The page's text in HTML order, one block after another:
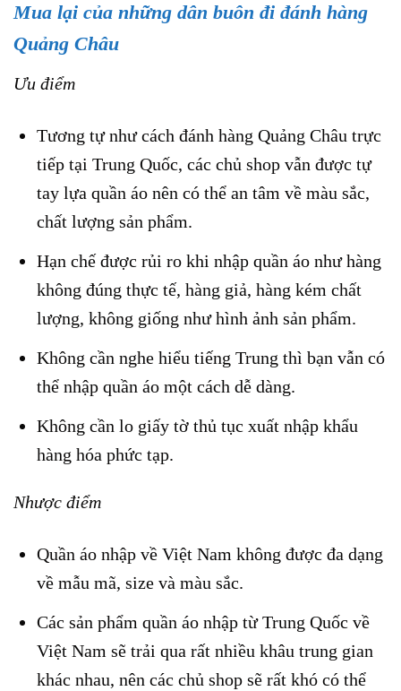
Mua lại của những dân buôn đi đánh hàng
Quảng Châu
Ưu điểm
Tương tự như cách đánh hàng Quảng Châu trực
tiếp tại Trung Quốc, các chủ shop vẫn được tự
tay lựa quần áo nên có thể an tâm về màu sắc,
chất lượng sản phẩm.
Hạn chế được rủi ro khi nhập quần áo như hàng
không đúng thực tế, hàng giả, hàng kém chất
lượng, không giống như hình ảnh sản phẩm.
Không cần nghe hiểu tiếng Trung thì bạn vẫn có
thể nhập quần áo một cách dễ dàng.
Không cần lo giấy tờ thủ tục xuất nhập khẩu
hàng hóa phức tạp.
Nhược điểm
Quần áo nhập về Việt Nam không được đa dạng
về mẫu mã, size và màu sắc.
Các sản phẩm quần áo nhập từ Trung Quốc về
Việt Nam sẽ trải qua rất nhiều khâu trung gian
khác nhau, nên các chủ shop sẽ rất khó có thể